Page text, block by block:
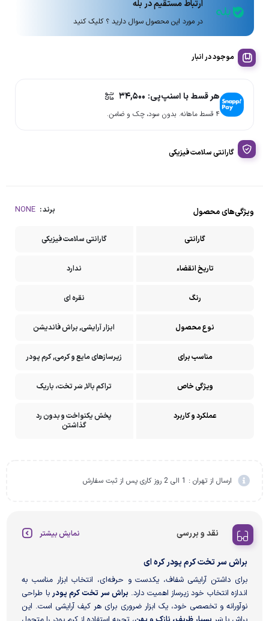
ارتباط مستقیم در بله
در مورد این محصول سوال دارید ؟ کلیک کنید
موجود در انبار
هر قسط با اسنپ‌پی: ۳۴,۵۰۰
۴ قسط ماهانه. بدون سود، چک و ضامن.
گارانتی سلامت فیزیکی
برند : NONE ویژگی‌های محصول
گارانتی گارانتی سلامت فیزیکی
تاریخ انقضاء ندارد
رنگ نقره ای
نوع محصول ابزار آرایشی, براش فاندیشن
مناسب برای زیرسازهای مایع و کرمی, کرم پودر
ویژگی خاص تراکم بالا, سَر تخت، باریک
عملکرد و کاربرد
پخش یکنواخت و بدون رد
گذاشتن
ارسال از تهران : 1 الی 2 روز کاری پس از ثبت سفارش
نقد و بررسی نمایش بیشتر
براش سر تخت کرم پودر کره ای
برای داشتن آرایشی شفاف، یکدست و حرفه‌ای، انتخاب ابزار مناسب به
اندازه انتخاب خود زیرساز اهمیت دارد. براش سر تخت کرم پودربا طراحی
نوآورانه و تخصصی خود، یک ابزار ضروری برای هر کیف آرایشی است. این